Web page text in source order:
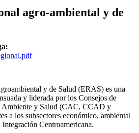
agro-ambiental y de
y de Salud (ERAS) es una
y liderada por los Consejos de
Ambiente y Salud (CAC, CCAD y
a los subsectores económico, ambiental
Centroamericana.